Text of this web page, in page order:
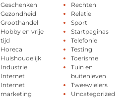
Geschenken
Gezondheid
Groothandel
Hobby en vrije
tijd
Horeca
Huishoudelijk
Industrie
Internet
Internet
marketing
Rechten
Relatie
Sport
Startpaginas
Telefonie
Testing
Toerisme
Tuin en
buitenleven
Tweewielers
Uncategorized